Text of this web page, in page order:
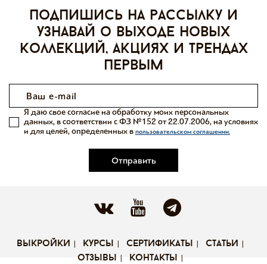
Подпишись на рассылку и
узнавай о выходе новых
коллекций, акциях и трендах
первым
Отправить
Я даю свое согласие на обработку моих персональных
данных, в соответствии с ФЗ №152 от 22.07.2006, на условиях
и для целей, определенных в пользовательском соглашении.
выкройки курсы сертификаты
статьи
отзывы
контакты